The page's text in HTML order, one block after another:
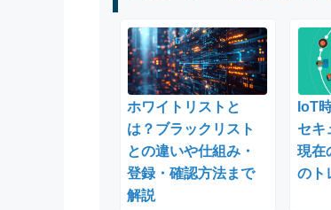
ホワイトリストと
は？ブラックリスト
との違いや仕組み・
登録・確認方法まで
解説
IoT
セキ
現在
のト